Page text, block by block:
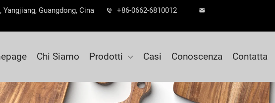
Guangdong, Cina
+86-0662-6810012
Chi Siamo Prodotti Casi Conoscenza Contatta